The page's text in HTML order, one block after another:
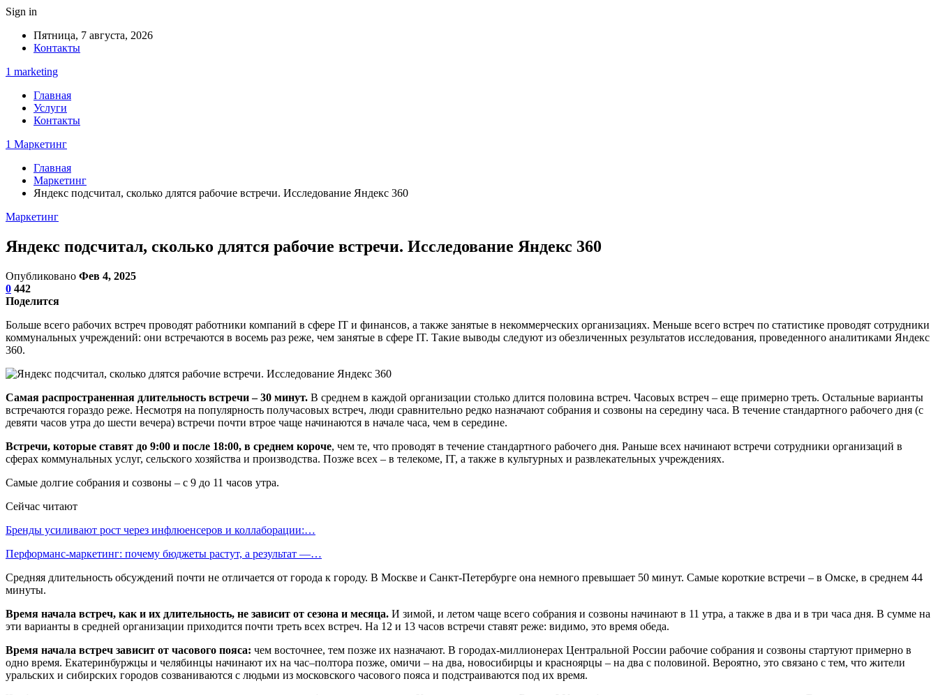
Sign in
Пятница, 7 августа, 2026
Контакты
1 marketing
Главная
Услуги
Контакты
1 Маркетинг
Главная
Маркетинг
Яндекс подсчитал, сколько длятся рабочие встречи. Исследование Яндекс 360
Маркетинг
Яндекс подсчитал, сколько длятся рабочие встречи. Исследование Яндекс 360
Опубликовано Фев 4, 2025
0 442
Поделится
Больше всего рабочих встреч проводят работники компаний в сфере IT и финансов, а также занятые в некоммерческих организациях. Меньше всего встреч по статистике проводят сотрудники
коммунальных учреждений: они встречаются в восемь раз реже, чем занятые в сфере IT. Такие выводы следуют из обезличенных результатов исследования, проведенного аналитиками Яндекс
360.
Самая распространенная длительность встречи – 30 минут. В среднем в каждой организации столько длится половина встреч. Часовых встреч – еще примерно треть. Остальные варианты
встречаются гораздо реже. Несмотря на популярность получасовых встреч, люди сравнительно редко назначают собрания и созвоны на середину часа. В течение стандартного рабочего дня (с
девяти часов утра до шести вечера) встречи почти втрое чаще начинаются в начале часа, чем в середине.
Встречи, которые ставят до 9:00 и после 18:00, в среднем короче, чем те, что проводят в течение стандартного рабочего дня. Раньше всех начинают встречи сотрудники организаций в
сферах коммунальных услуг, сельского хозяйства и производства. Позже всех – в телекоме, IT, а также в культурных и развлекательных учреждениях.
Самые долгие собрания и созвоны – с 9 до 11 часов утра.
Сейчас читают
Бренды усиливают рост через инфлюенсеров и коллаборации:…
Перформанс-маркетинг: почему бюджеты растут, а результат —…
Средняя длительность обсуждений почти не отличается от города к городу. В Москве и Санкт-Петербурге она немного превышает 50 минут. Самые короткие встречи – в Омске, в среднем 44
минуты.
Время начала встреч, как и их длительность, не зависит от сезона и месяца. И зимой, и летом чаще всего собрания и созвоны начинают в 11 утра, а также в два и в три часа дня. В сумме на
эти варианты в средней организации приходится почти треть всех встреч. На 12 и 13 часов встречи ставят реже: видимо, это время обеда.
Время начала встреч зависит от часового пояса: чем восточнее, тем позже их назначают. В городах-миллионерах Центральной России рабочие собрания и созвоны стартуют примерно в
одно время. Екатеринбуржцы и челябинцы начинают их на час–полтора позже, омичи – на два, новосибирцы и красноярцы – на два с половиной. Вероятно, это связано с тем, что жители
уральских и сибирских городов созваниваются с людьми из московского часового пояса и подстраиваются под их время.